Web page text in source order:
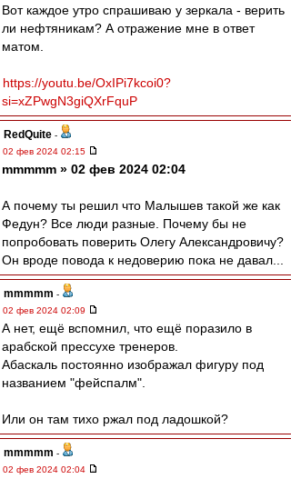
Вот каждое утро спрашиваю у зеркала - верить
ли нефтяникам? А отражение мне в ответ
матом.
https://youtu.be/OxIPi7kcoi0?
si=xZPwgN3giQXrFquP
RedQuite -
02 фев 2024 02:15
mmmmm » 02 фев 2024 02:04
А почему ты решил что Малышев такой же как
Федун? Все люди разные. Почему бы не
попробовать поверить Олегу Александровичу?
Он вроде повода к недоверию пока не давал...
mmmmm -
02 фев 2024 02:09
А нет, ещё вспомнил, что ещё поразило в
арабской прессухе тренеров.
Абаскаль постоянно изображал фигуру под
названием "фейспалм".
Или он там тихо ржал под ладошкой?
mmmmm -
02 фев 2024 02:04